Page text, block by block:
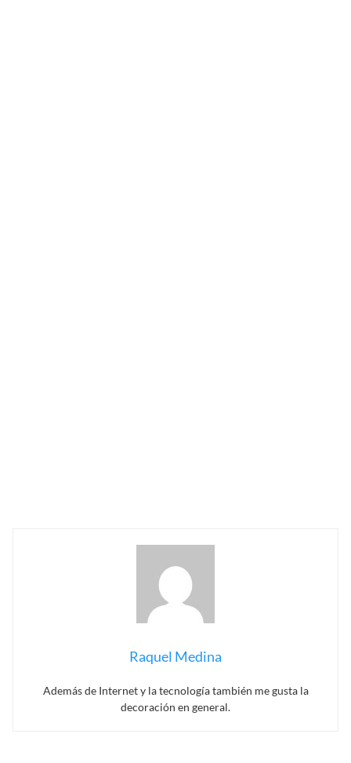
Raquel Medina
Además de Internet y la tecnología también me gusta la
decoración en general.